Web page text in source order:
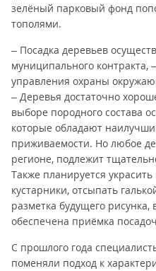
зелёный парковый фонд
тополями.
– Посадка деревьев
муниципального контракта,
управления охраны
– Деревья достаточно
выборе породного состава
которые обладают
приживаемости. Но любое
регионе, подлежит
Также планируется
кустарники, отсыпать
разметка будущего рисунка,
обеспечена приёмка
С прошлого года
поменяли подход к